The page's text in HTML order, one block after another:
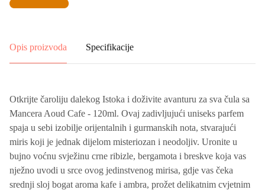
Opis proizvoda Specifikacije
Otkrijte čaroliju dalekog Istoka i doživite avanturu za sva čula sa
Mancera Aoud Cafe - 120ml. Ovaj zadivljujući uniseks parfem
spaja u sebi izobilje orijentalnih i gurmanskih nota, stvarajući
miris koji je jednak dijelom misteriozan i neodoljiv. Uronite u
bujno voćnu svježinu crne ribizle, bergamota i breskve koja vas
nježno uvodi u srce ovog jedinstvenog mirisa, gdje vas čeka
srednji sloj bogat aroma kafe i ambra, prožet delikatnim cvjetnim